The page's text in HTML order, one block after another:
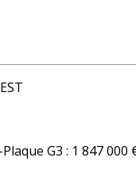
G3 : 1 847 000